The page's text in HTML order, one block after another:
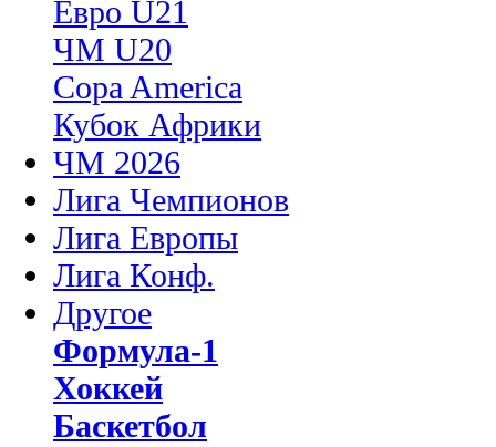
Евро U21
ЧМ U20
Copa America
Кубок Африки
ЧМ 2026
Лига Чемпионов
Лига Европы
Лига Конф.
Другое
Формула-1
Хоккей
Баскетбол